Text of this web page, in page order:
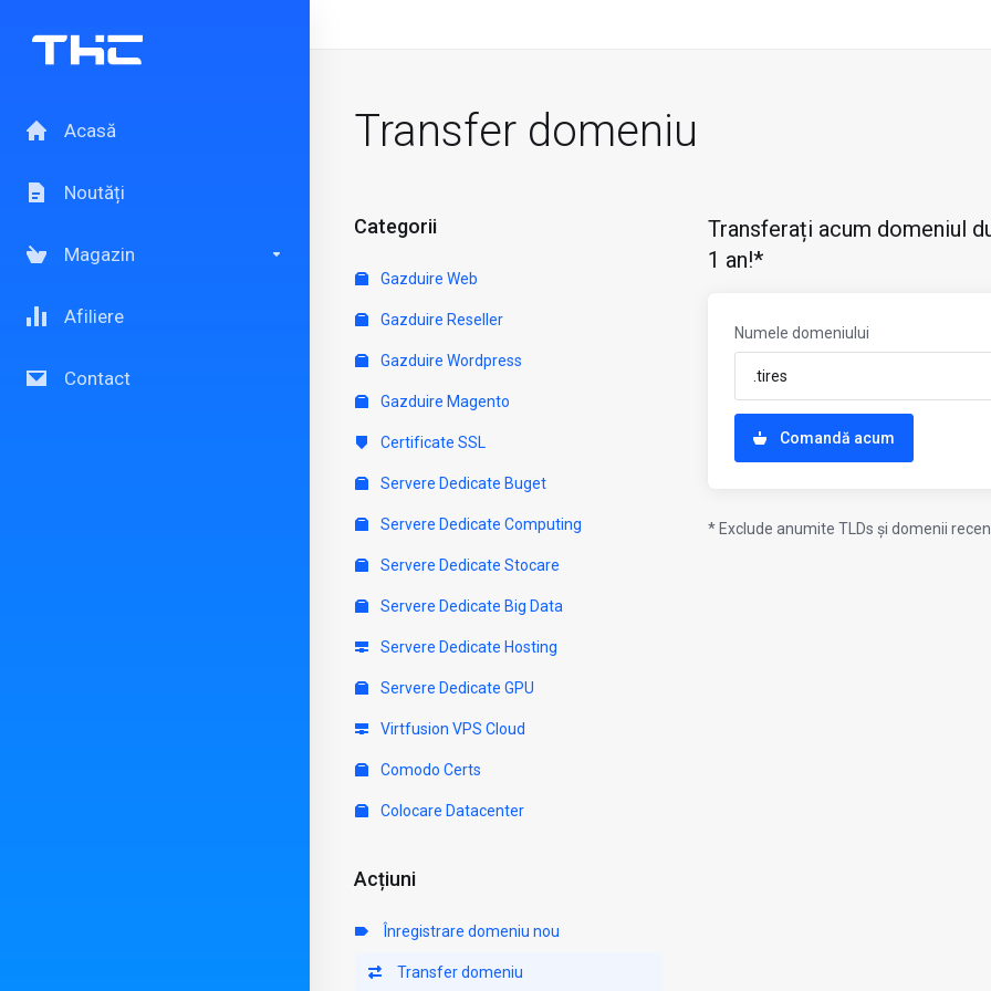
Acasă
Noutăți
Magazin
Afiliere
Contact
Transfer domeniu
Categorii
Gazduire Web
Gazduire Reseller
Gazduire Wordpress
Gazduire Magento
Certificate SSL
Servere Dedicate Buget
Servere Dedicate Computing
Servere Dedicate Stocare
Servere Dedicate Big Data
Servere Dedicate Hosting
Servere Dedicate GPU
Virtfusion VPS Cloud
Comodo Certs
Colocare Datacenter
Acțiuni
Înregistrare domeniu nou
Transfer domeniu
Transferați acum domeniul
1 an!*
Numele domeniului
Comandă acum
* Exclude anumite TLDs și domenii